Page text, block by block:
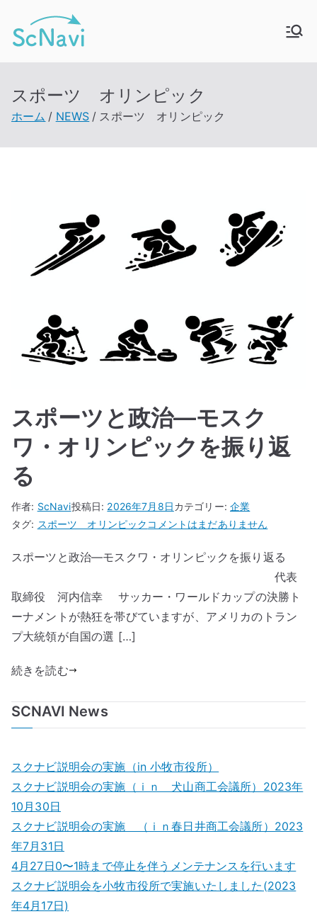
ScNavi – スクナ
ビ
スポーツ オリンピック
ホーム NEWS スポーツ オリンピック
スポーツと政治―モスク
ワ・オリンピックを振り返
る
作者: ScNavi投稿日: 2026年7月8日カテゴリー: 企業
タグ: スポーツ オリンピック ス
ー
と
政
ク
ン
ピ
ク
振
返
コメントはまだありません
スポーツと政治―モスクワ・オリンピックを振り返る
代表
取締役 河内信幸 サッカー・ワールドカップの決勝ト
ーナメントが熱狂を帯びていますが、アメリカのトラン
プ大統領が自国の選 […]
続きを読む
SCNAVI News
スクナビ説明会の実施（in 小牧市役所）
スクナビ説明会の実施（ｉｎ 犬山商工会議所）2023年
10月30日
スクナビ説明会の実施 （ｉｎ春日井商工会議所）2023
年7月31日
4月27日0〜1時まで停止を伴うメンテナンスを行います
スクナビ説明会を小牧市役所で実施いたしました(2023
年4月17日)